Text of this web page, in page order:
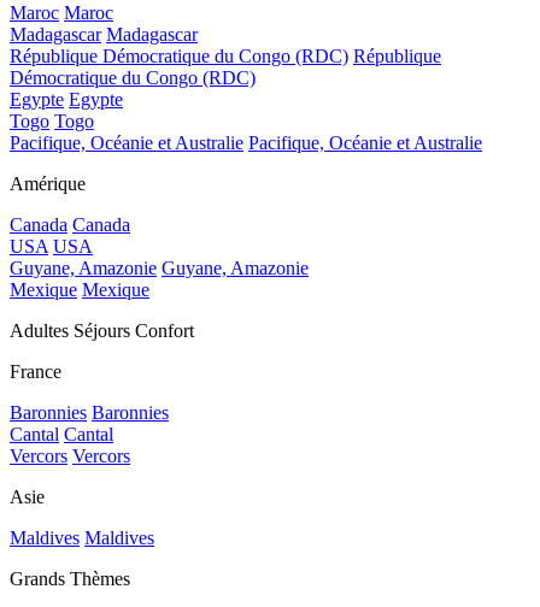
Maroc Maroc
Madagascar Madagascar
République Démocratique du Congo (RDC) République
Démocratique du Congo (RDC)
Egypte Egypte
Togo Togo
Pacifique, Océanie et Australie Pacifique, Océanie et Australie
Amérique
Canada Canada
USA USA
Guyane, Amazonie Guyane, Amazonie
Mexique Mexique
Adultes Séjours Confort
France
Baronnies Baronnies
Cantal Cantal
Vercors Vercors
Asie
Maldives Maldives
Grands Thèmes